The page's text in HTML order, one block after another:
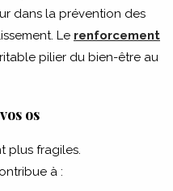
dans la prévention des
Le renforcement
pilier du bien-être au
os
plus fragiles.
à :